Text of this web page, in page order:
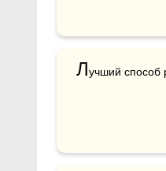
Лучший способ